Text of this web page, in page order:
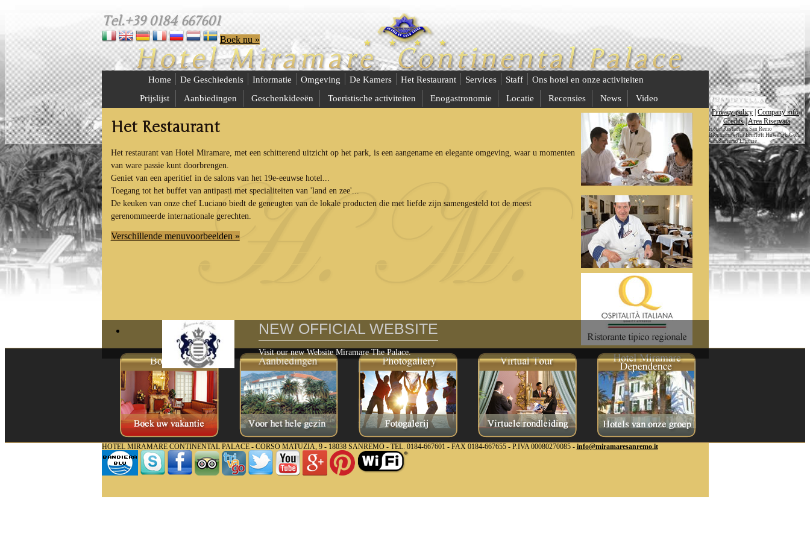
Tel.+39 0184 667601
Boek nu »
Home De Geschiedenis Informatie Omgeving De Kamers Het Restaurant Services Staff Ons hotel en onze activiteiten
NEW OFFICIAL WEBSITE
Visit our new Website Miramare The Palace.
Prijslijst Aanbiedingen Geschenkideeën Toeristische activiteiten Enogastronomie Locatie Recensies News Video
Het Restaurant
Het restaurant van Hotel Miramare, met een schitterend uitzicht op het park, is een aangename en elegante omgeving, waar u momenten
van ware passie kunt doorbrengen.
Geniet van een aperitief in de salons van het 19e-eeuwse hotel...
Toegang tot het buffet van antipasti met specialiteiten van 'land en zee'...
De keuken van onze chef Luciano biedt de geneugten van de lokale producten die met liefde zijn samengesteld tot de meest
gerenommeerde internationale gerechten.
Verschillende menuvoorbeelden »
HOTEL MIRAMARE CONTINENTAL PALACE - CORSO MATUZIA, 9 - 18038 SANREMO - TEL. 0184-667601 - FAX 0184-667655 - P.IVA 00080270085 - info@miramaresanremo.it
Privacy policy |Company info|
Credits|Area Riservata
Hotel Restaurant San Remo
Bloemenriviera Bruiloft Huwelijk Golf
van Sanremo Ligurië